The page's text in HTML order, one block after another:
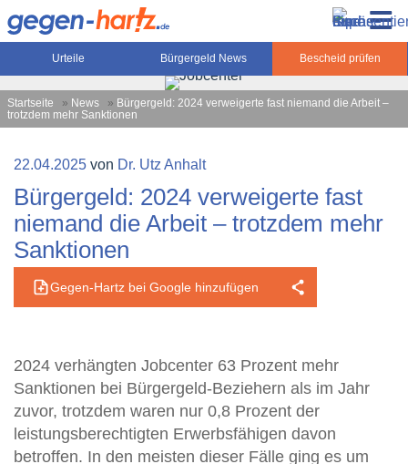
Inhalt
springen
Gegen-Hartz.de – Sozialrecht, Rente, Pflege und
Grundsicherung
Urteile, News und Ratgeber rund um das Sozialrecht,
Grundsicherung und Rente
Urteile Bürgergeld News Bescheid prüfen
Startseite » News » Bürgergeld: 2024 verweigerte fast niemand die Arbeit –
trotzdem mehr Sanktionen
Veröffentlicht
22.04.2025 von Dr. Utz Anhalt
Bürgergeld: 2024 verweigerte fast
niemand die Arbeit – trotzdem mehr
Sanktionen
Gegen-Hartz bei Google hinzufügen
2024 verhängten Jobcenter 63 Prozent mehr
Sanktionen bei Bürgergeld-Beziehern als im Jahr
zuvor, trotzdem waren nur 0,8 Prozent der
leistungsberechtigten Erwerbsfähigen davon
betroffen. In den meisten dieser Fälle ging es um